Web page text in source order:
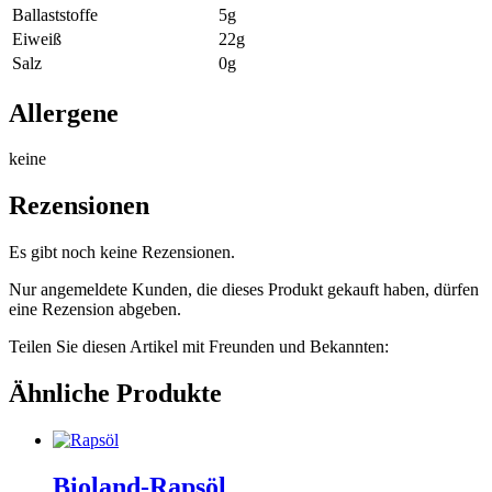
Ballaststoffe
5g
Eiweiß
22g
Salz
0g
Allergene
keine
Rezensionen
Es gibt noch keine Rezensionen.
Nur angemeldete Kunden, die dieses Produkt gekauft haben, dürfen
eine Rezension abgeben.
Teilen Sie diesen Artikel mit Freunden und Bekannten:
Ähnliche Produkte